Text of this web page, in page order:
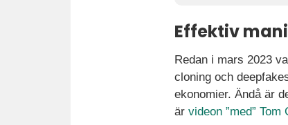
Effektiv
Redan i mars 2023
cloning och
ekonomier. Ändå är
är videon ”med” Tom